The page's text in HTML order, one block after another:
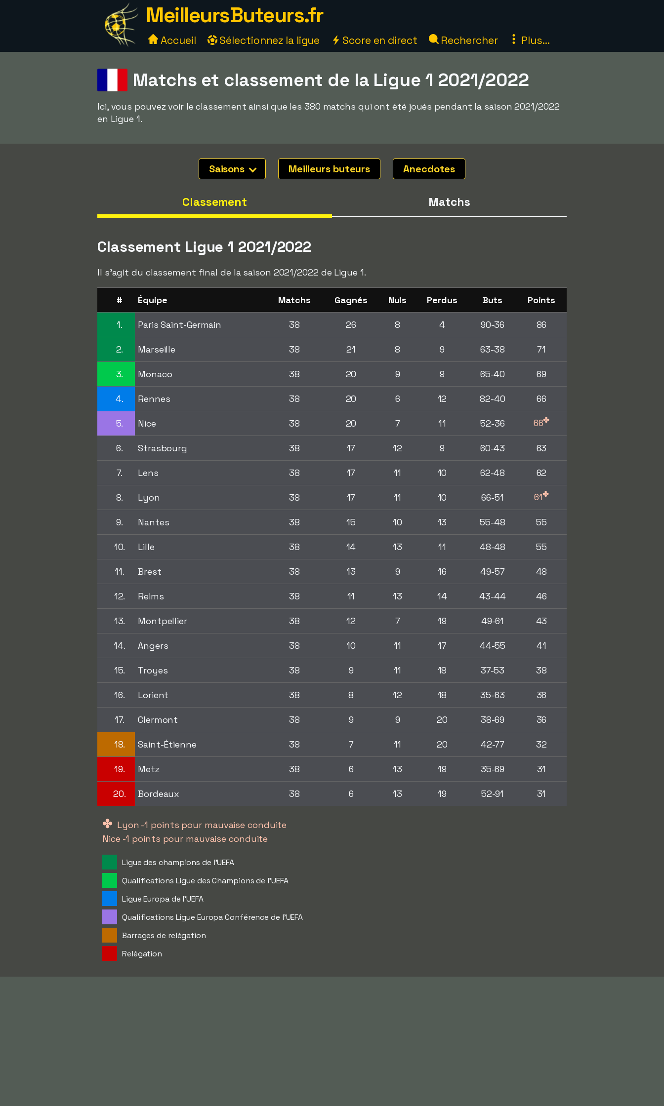
MeilleursButeurs.fr
Accueil Sélectionnez la ligue Score en direct Rechercher Plus...
Matchs et classement de la Ligue 1 2021/2022
Ici, vous pouvez voir le classement ainsi que les 380 matchs qui ont été joués pendant la saison 2021/2022
en Ligue 1.
Saisons Meilleurs buteurs Anecdotes
Classement Matchs
Classement Ligue 1 2021/2022
Il s'agit du classement final de la saison 2021/2022 de Ligue 1.
# Équipe Matchs Gagnés Nuls Perdus Buts Points
1. Paris Saint-Germain 38 26 8 4 90-36 86
2. Marseille 38 21 8 9 63-38 71
3. Monaco 38 20 9 9 65-40 69
4. Rennes 38 20 6 12 82-40 66
5. Nice 38 20 7 11 52-36 66✤
6. Strasbourg 38 17 12 9 60-43 63
7. Lens 38 17 11 10 62-48 62
8. Lyon 38 17 11 10 66-51 61✤
9. Nantes 38 15 10 13 55-48 55
10. Lille 38 14 13 11 48-48 55
11. Brest 38 13 9 16 49-57 48
12. Reims 38 11 13 14 43-44 46
13. Montpellier 38 12 7 19 49-61 43
14. Angers 38 10 11 17 44-55 41
15. Troyes 38 9 11 18 37-53 38
16. Lorient 38 8 12 18 35-63 36
17. Clermont 38 9 9 20 38-69 36
18. Saint-Étienne 38 7 11 20 42-77 32
19. Metz 38 6 13 19 35-69 31
20. Bordeaux 38 6 13 19 52-91 31
✤ Lyon -1 points pour mauvaise conduite
Nice -1 points pour mauvaise conduite
Ligue des champions de l'UEFA
Qualifications Ligue des Champions de l'UEFA
Ligue Europa de l'UEFA
Qualifications Ligue Europa Conférence de l'UEFA
Barrages de relégation
Relégation